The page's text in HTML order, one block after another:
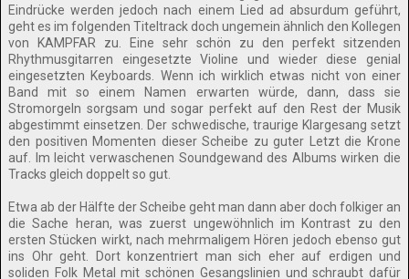
Eindrücke werden jedoch nach einem Lied ad absurdum geführt,
geht es im folgenden Titeltrack doch ungemein ähnlich den Kollegen
von KAMPFAR zu. Eine sehr schön zu den perfekt sitzenden
Rhythmusgitarren eingesetzte Violine und wieder diese genial
eingesetzten Keyboards. Wenn ich wirklich etwas nicht von einer
Band mit so einem Namen erwarten würde, dann, dass sie
Stromorgeln sorgsam und sogar perfekt auf den Rest der Musik
abgestimmt einsetzen. Der schwedische, traurige Klargesang setzt
den positiven Momenten dieser Scheibe zu guter Letzt die Krone
auf. Im leicht verwaschenen Soundgewand des Albums wirken die
Tracks gleich doppelt so gut.
Etwa ab der Hälfte der Scheibe geht man dann aber doch folkiger an
die Sache heran, was zuerst ungewöhnlich im Kontrast zu den
ersten Stücken wirkt, nach mehrmaligem Hören jedoch ebenso gut
ins Ohr geht. Dort konzentriert man sich eher auf erdigen und
soliden Folk Metal mit schönen Gesangslinien und schraubt dafür